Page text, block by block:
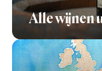
Alle wijnen